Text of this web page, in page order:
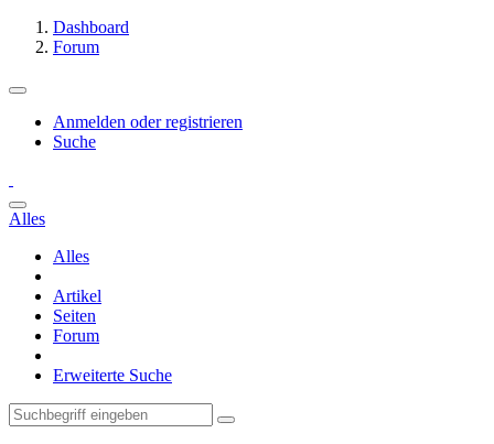
Dashboard
Forum
Anmelden oder registrieren
Suche
Alles
Alles
Artikel
Seiten
Forum
Erweiterte Suche